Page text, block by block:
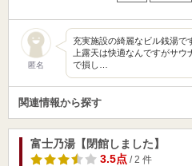
匿名
充実施設の綺麗なビル銭湯で
上露天は快適なんですがサ
で損し…
関連情報から探す
富士乃湯【閉館しました】
3.5点/ 2 件